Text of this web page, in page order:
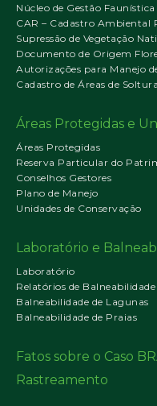
Núcleo de Gestão Faunística
CAR – Cadastro Ambiental
Supressão de Vegetação
Documento de Origem
Autorizações para Manejo
Cadastro de Áreas de
Áreas Protegidas e
Áreas Protegidas
Reserva Particular do
Conselhos Gestores
Plano de Manejo
Unidades de Conservação
Laboratório e
Laboratório
Relatórios de Balneabilidade
Balneabilidade de Lagunas
Balneabilidade de Praias
Fatos sobre o Caso
Rastreamento